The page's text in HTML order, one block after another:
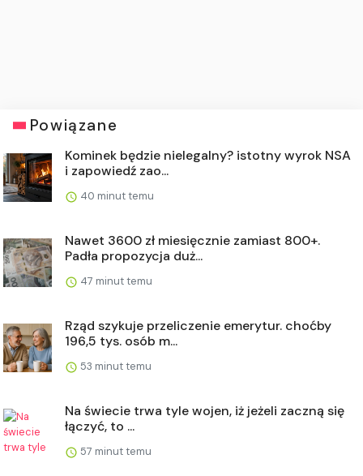
Powiązane
Kominek będzie nielegalny? istotny wyrok NSA
i zapowiedź zao...
40 minut temu
Nawet 3600 zł miesięcznie zamiast 800+.
Padła propozycja duż...
47 minut temu
Rząd szykuje przeliczenie emerytur. choćby
196,5 tys. osób m...
53 minut temu
Na świecie trwa tyle wojen, iż jeżeli zaczną się
łączyć, to ...
57 minut temu